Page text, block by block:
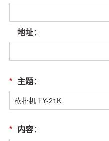
地址：
* 主题：
* 内容：